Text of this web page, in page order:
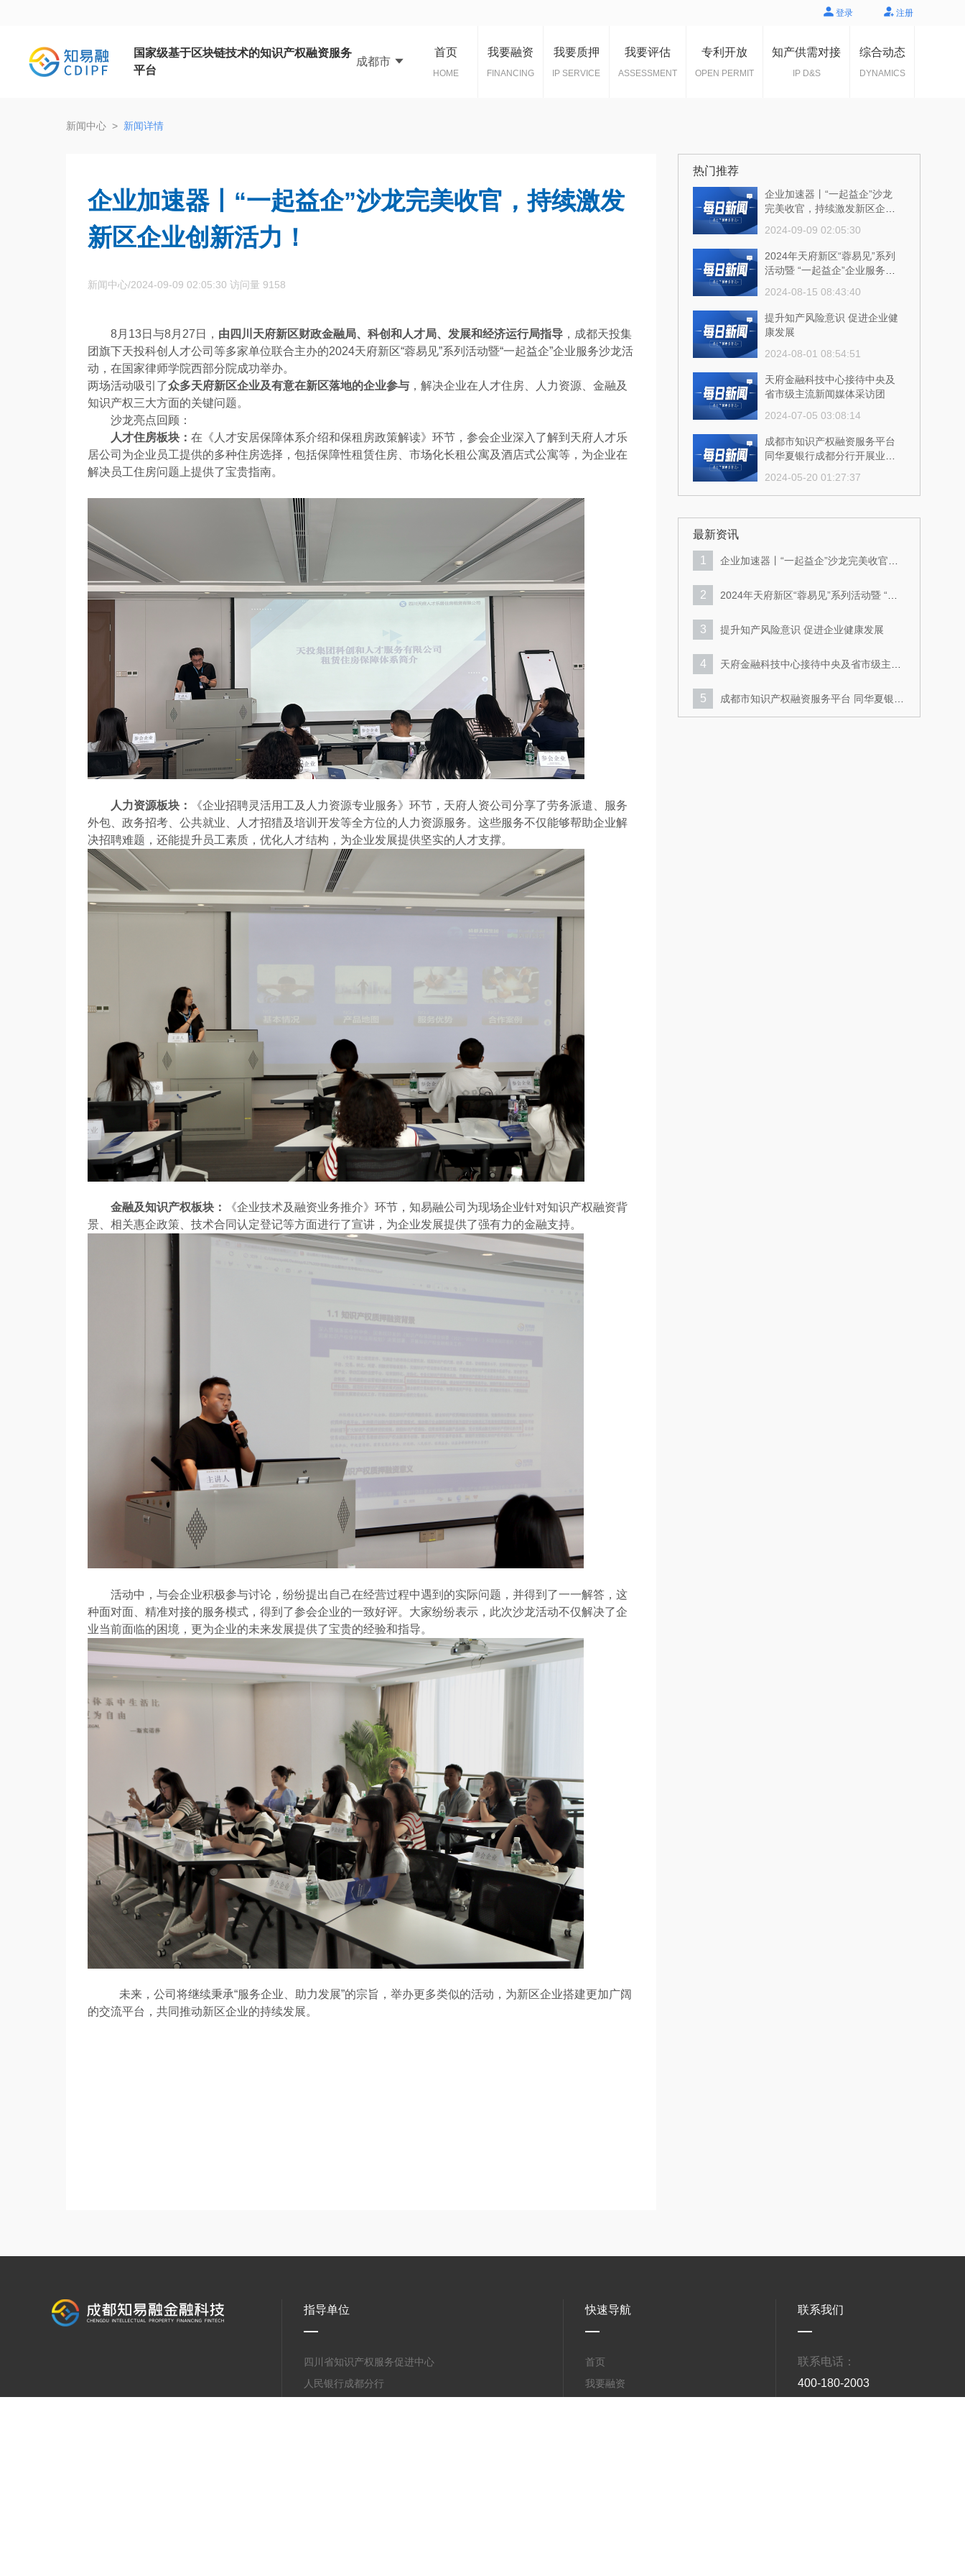
登录 注册
国家级基于区块链技术的知识产权融资服务
平台
成都市
首页
HOME
我要融资
FINANCING
我要质押
IP SERVICE
我要评估
ASSESSMENT
专利开放
OPEN PERMIT
知产供需对接
IP D&S
综合动态
DYNAMICS
新闻中心 > 新闻详情
企业加速器丨“一起益企”沙龙完美收官，持续激发
新区企业创新活力！
新闻中心/2024-09-09 02:05:30 访问量 9158
8月13日与8月27日， 由四川天府新区财政金融局、科创和人才局、发展和经济运行局指导 ，成都天投集
团旗下天投科创人才公司等多家单位联合主办的2024天府新区“蓉易见”系列活动暨“一起益企”企业服务沙龙活
动，在国家律师学院西部分院成功举办。
两场活动吸引了众多天府新区企业及有意在新区落地的企业参与 ，解决企业在人才住房、人力资源、金融及
知识产权三大方面的关键问题。
沙龙亮点回顾：
人才住房板块： 在《人才安居保障体系介绍和保租房政策解读》环节，参会企业深入了解到天府人才乐
居公司为企业员工提供的多种住房选择，包括保障性租赁住房、市场化长租公寓及酒店式公寓等，为企业在
解决员工住房问题上提供了宝贵指南。
人力资源板块：
《企业招聘灵活用工及人力资源专业服务》环节，天府人资公司分享了劳务派遣、服务
外包、政务招考、公共就业、人才招猎及培训开发等全方位的人力资源服务。这些服务不仅能够帮助企业解
决招聘难题，还能提升员工素质，优化人才结构，为企业发展提供坚实的人才支撑。
金融及知识产权板块：
《企业技术及融资业务推介》环节，知易融公司为现场企业针对知识产权融资背
景、相关惠企政策、技术合同认定登记等方面进行了宣讲，为企业发展提供了强有力的金融支持。
活动中，与会企业积极参与讨论，纷纷提出自己在经营过程中遇到的实际问题，并得到了一一解答，这
种面对面、精准对接的服务模式，得到了参会企业的一致好评。大家纷纷表示，此次沙龙活动不仅解决了企
业当前面临的困境，更为企业的未来发展提供了宝贵的经验和指导。
未来，公司将继续秉承“服务企业、助力发展”的宗旨，举办更多类似的活动，为新区企业搭建更加广阔
的交流平台，共同推动新区企业的持续发展。
热门推荐
企业加速器丨“一起益企”沙龙
完美收官，持续激发新区企业
2024-09-09 02:05:30
2024年天府新区“蓉易见”系列
活动暨 “一起益企”企业服务沙
2024-08-15 08:43:40
提升知产风险意识 促进企业健
康发展
2024-08-01 08:54:51
天府金融科技中心接待中央及
省市级主流新闻媒体采访团
2024-07-05 03:08:14
成都市知识产权融资服务平台
同华夏银行成都分行开展业务
2024-05-20 01:27:37
多措并举推进技术合同认定登
最新资讯
1
企业加速器丨“一起益企”沙龙完美收官，
2
2024年天府新区“蓉易见”系列活动暨 “一
3 提升知产风险意识 促进企业健康发展
4
天府金融科技中心接待中央及省市级主流
5
成都市知识产权融资服务平台 同华夏银行
成都分行开展业务交流
指导单位
四川省知识产权服务促进中心
人民银行成都分行
快速导航
首页
我要融资
联系我们
联系电话：
400-180-2003